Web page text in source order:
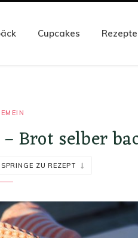
Cupcakes Rezepte
Brot selber
SPRINGE ZU REZEPT